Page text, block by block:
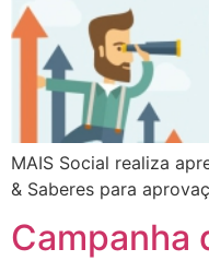
MAIS Social realiza
& Saberes para
Campanha